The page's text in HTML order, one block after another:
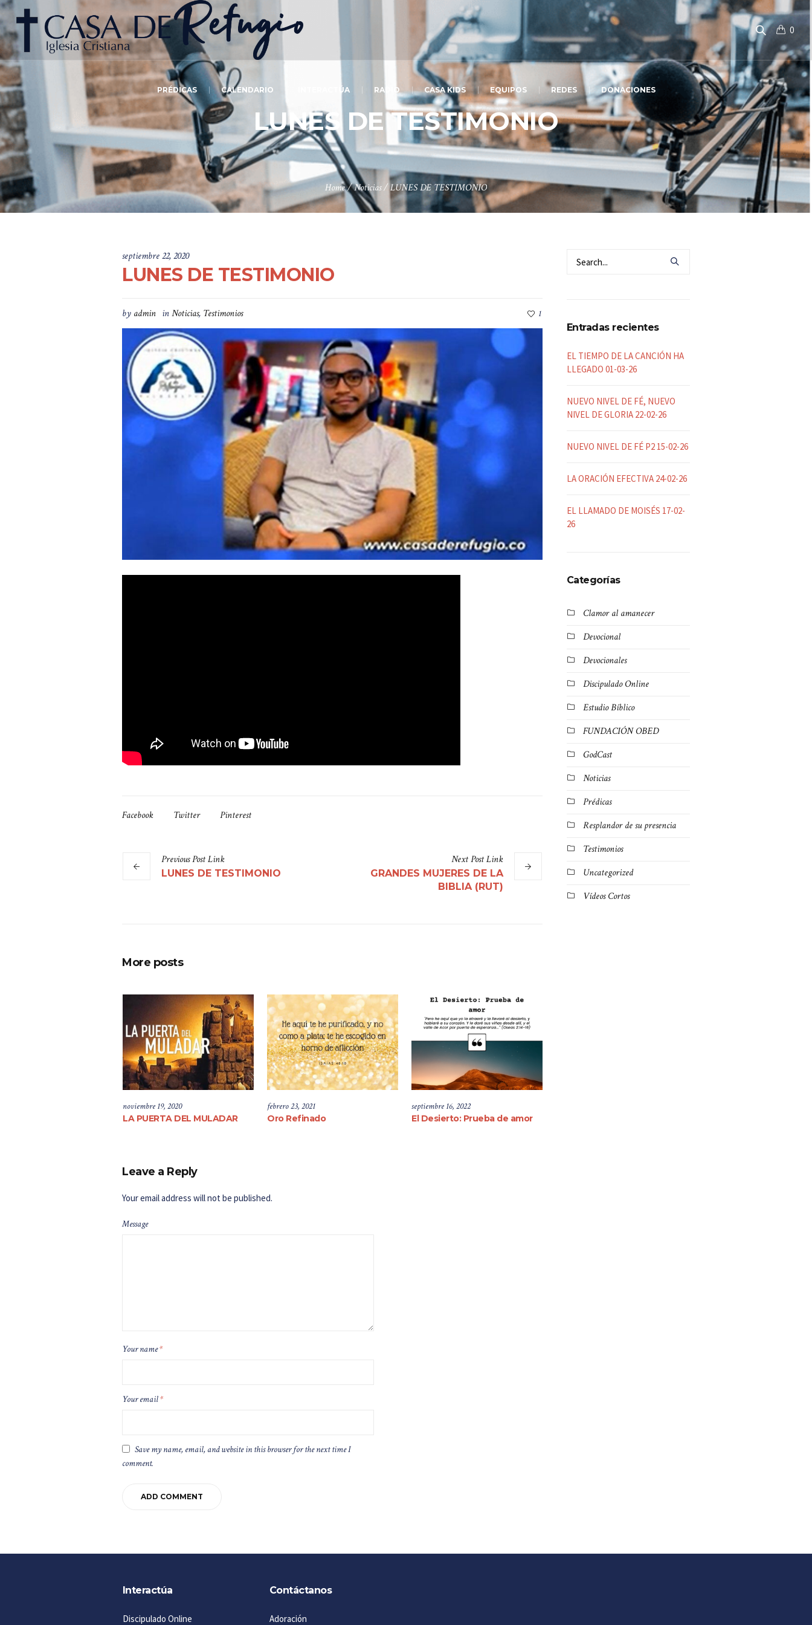
0
PRÉDICAS CALENDARIO INTERACTÚA RADIO CASA KIDS EQUIPOS REDES DONACIONES
LUNES DE TESTIMONIO
Home/Noticias/LUNES DE TESTIMONIO
septiembre 22, 2020
LUNES DE TESTIMONIO
by admin inNoticias, Testimonios 1
Facebook Twitter Pinterest
PreviousPostLink
LUNES DE TESTIMONIO
NextPostLink
GRANDES MUJERES DE LA
BIBLIA (RUT)
More posts
noviembre 19, 2020
LA PUERTA DEL MULADAR
febrero 23, 2021
Oro Refinado
septiembre 16, 2022
El Desierto: Prueba de amor
Leave a Reply
Your email address will not be published.
Message
Your name*
Your email*
Save my name, email, and website in this browser for the next time I
comment.
Entradas recientes
EL TIEMPO DE LA CANCIÓN HA
LLEGADO 01-03-26
NUEVO NIVEL DE FÉ, NUEVO
NIVEL DE GLORIA 22-02-26
NUEVO NIVEL DE FÉ P2 15-02-26
LA ORACIÓN EFECTIVA 24-02-26
EL LLAMADO DE MOISÉS 17-02-
26
Categorías
Clamor al amanecer
Devocional
Devocionales
Discipulado Online
Estudio Bíblico
FUNDACIÓN OBED
GodCast
Noticias
Prédicas
Resplandor de su presencia
Testimonios
Uncategorized
Vídeos Cortos
Interactúa
Discipulado Online
Contáctanos
Adoración